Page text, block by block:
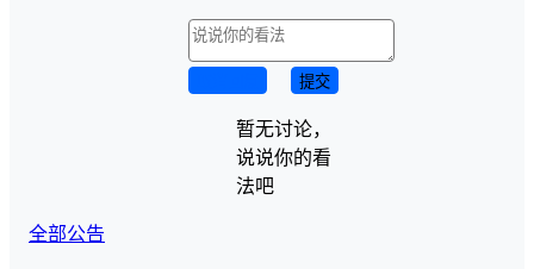
提交
暂无讨论，
说说你的看
法吧
全部公告